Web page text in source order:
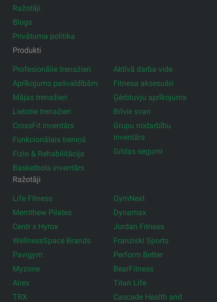
Ražotāji
Blogs
Privātuma politika
Produkti
Profesionālie trenažieri
Aprīkojums pašvaldībām
Mājas trenažieri
Lietotie trenažieri
CrossFit inventārs
Funkcionālais treniņš
Fizio & Rehabilitācija
Basketbola inventārs
Aktīvā darba vide
Fitnesa aksesuāri
Ģērbtuvju aprīkojums
Brīvie svari
Grupu nodarbību
inventārs
Grīdas segumi
Ražotāji
Life Fitness
Merrithew Pilates
Centr x Hyrox
WellnessSpace Brands
Pavigym
Myzone
Airex
TRX
GymNext
Dynamax
Jordan Fitness
Franziski Sports
Perform Better
BearFitness
Titan Life
Cascade Health and